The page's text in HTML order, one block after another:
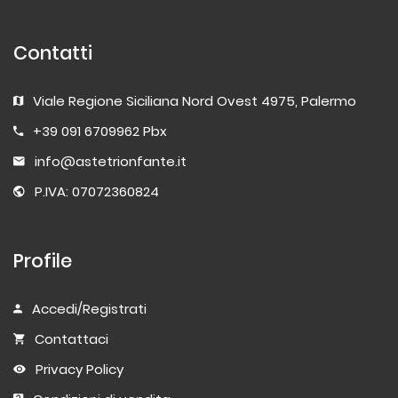
Contatti
Viale Regione Siciliana Nord Ovest 4975, Palermo
+39 091 6709962 Pbx
info@astetrionfante.it
P.IVA: 07072360824
Profile
Accedi/Registrati
Contattaci
Privacy Policy